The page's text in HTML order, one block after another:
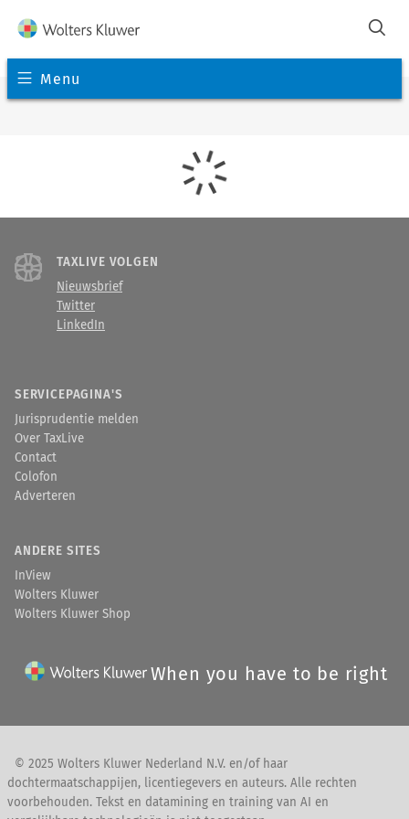
Menu
TAXLIVE VOLGEN
Nieuwsbrief
Twitter
LinkedIn
SERVICEPAGINA'S
Jurisprudentie melden
Over TaxLive
Contact
Colofon
Adverteren
ANDERE SITES
InView
Wolters Kluwer
Wolters Kluwer Shop
When you have to be right
© 2025 Wolters Kluwer Nederland N.V. en/of haar
dochtermaatschappijen, licentiegevers en auteurs. Alle rechten
voorbehouden. Tekst en datamining en training van AI en